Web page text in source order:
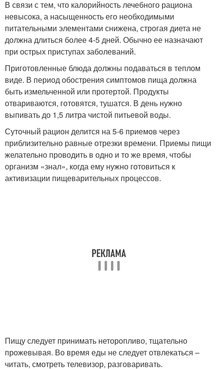
В связи с тем, что калорийность лечебного рациона
невысока, а насыщенность его необходимыми
питательными элементами снижена, строгая диета не
должна длиться более 4-5 дней. Обычно ее назначают
при острых приступах заболеваний.
Приготовленные блюда должны подаваться в теплом
виде. В период обострения симптомов пища должна
быть измельченной или протертой. Продукты
отвариваются, готовятся, тушатся. В день нужно
выпивать до 1,5 литра чистой питьевой воды.
Суточный рацион делится на 5-6 приемов через
приблизительно равные отрезки времени. Приемы пищи
желательно проводить в одно и то же время, чтобы
организм «знал», когда ему нужно готовиться к
активизации пищеварительных процессов.
Пищу следует принимать неторопливо, тщательно
прожевывая. Во время еды не следует отвлекаться –
читать, смотреть телевизор, разговаривать.